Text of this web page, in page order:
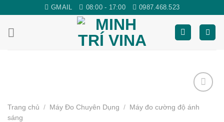
content
GMAIL 08:00 - 17:00 0987.468.523
thích
Trang chủ / Máy Đo Chuyên Dụng /
Máy đo cường độ ánh
sáng